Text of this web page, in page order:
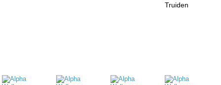
Truiden